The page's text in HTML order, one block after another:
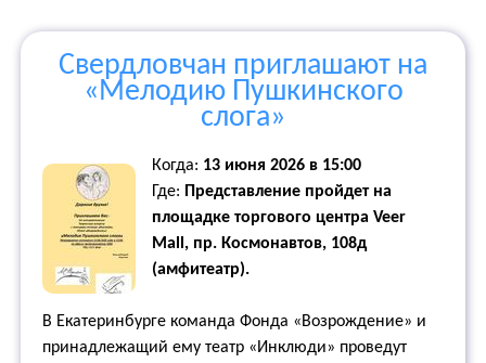
Свердловчан приглашают на
«Мелодию Пушкинского
слога»
Когда: 13 июня 2026 в 15:00
Где: Представление пройдет на
площадке торгового центра Veer
Mall, пр. Космонавтов, 108д
(амфитеатр).
В Екатеринбурге команда Фонда «Возрождение» и
принадлежащий ему театр «Инклюди» проведут